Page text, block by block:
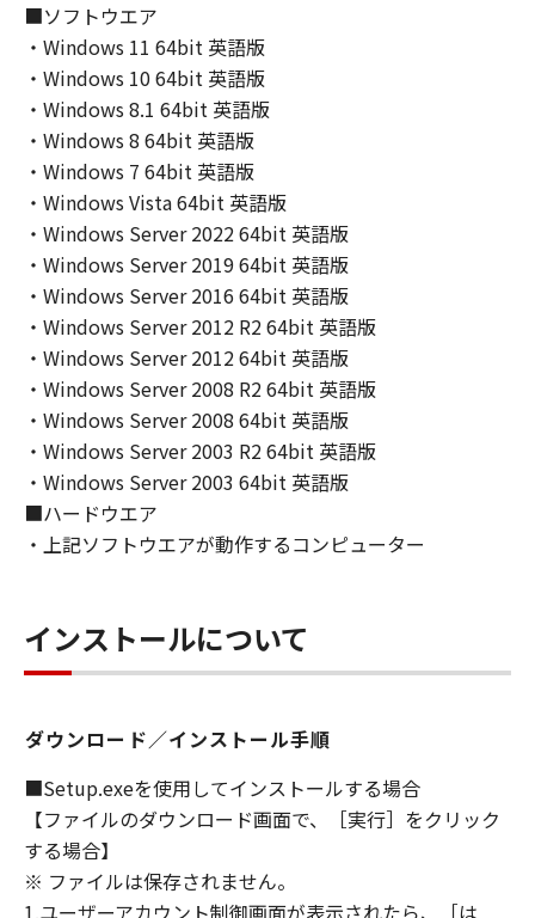
5. EXPORT CONTROL
You agree to comply with all export laws and
restrictions and regulations of the country
involved, and not to export or re-export,
directly or indirectly, the SOFTWARE in
violation of any such laws, restrictions and
regulations, or without all necessary
approvals.
6. SUPPORT AND UPDATE
NEITHER CANON, CANON'S SUBSIDIARIES OR
AFFILIATES, THEIR DISTRIBUTORS, OR
DEALERS NOR CANON'S LICENSORS ARE
RESPONSIBLE FOR MAINTAINING OR
HELPING YOU TO USE THE SOFTWARE, OR
PROVIDING YOU WITH ANY UPDATES, FIXES
OR SUPPORT FOR THE SOFTWARE
HEREUNDER.
[NO WARRANTY] THE SOFTWARE IS
PROVIDED "AS IS" WITHOUT WARRANTY OF
INCLUDING, BUT NOT LIMITED TO THE
IMPLIED WARRANTIES OF MERCHANTABILITY
AND FITNESS FOR A PARTICULAR PURPOSE.
THE ENTIRE RISK AS TO THE QUALITY AND
PERFORMANCE OF THE SOFTWARE IS WITH
YOU. SHOULD THE SOFTWARE PROVE
DEFECTIVE, YOU ASSUME THE ENTIRE COST
■ソフトウエア
・Windows 11 64bit 英語版
・Windows 10 64bit 英語版
・Windows 8.1 64bit 英語版
・Windows 8 64bit 英語版
・Windows 7 64bit 英語版
・Windows Vista 64bit 英語版
・Windows Server 2022 64bit 英語版
・Windows Server 2019 64bit 英語版
・Windows Server 2016 64bit 英語版
・Windows Server 2012 R2 64bit 英語版
・Windows Server 2012 64bit 英語版
・Windows Server 2008 R2 64bit 英語版
・Windows Server 2008 64bit 英語版
・Windows Server 2003 R2 64bit 英語版
・Windows Server 2003 64bit 英語版
■ハードウエア
・上記ソフトウエアが動作するコンピューター
インストールについて
ダウンロード／インストール手順
■Setup.exeを使用してインストールする場合
【ファイルのダウンロード画面で、［実行］をクリック
する場合】
※ ファイルは保存されません。
1.ユーザーアカウント制御画面が表示されたら、［は